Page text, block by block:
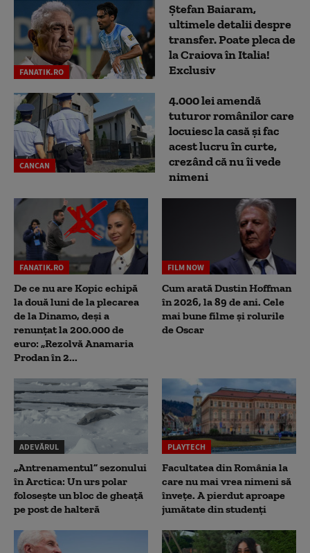
FANATIK.RO
Ștefan Baiaram,
ultimele detalii despre
transfer. Poate pleca de
la Craiova în Italia!
Exclusiv
CANCAN
4.000 lei amendă
tuturor românilor care
locuiesc la casă și fac
acest lucru în curte,
crezând că nu îi vede
nimeni
FANATIK.RO
De ce nu are Kopic echipă
la două luni de la plecarea
de la Dinamo, deși a
renunțat la 200.000 de
euro: „Rezolvă Anamaria
Prodan în 2...
FILM NOW
Cum arată Dustin Hoffman
în 2026, la 89 de ani. Cele
mai bune filme și rolurile
de Oscar
ADEVĂRUL
„Antrenamentul” sezonului
în Arctica: Un urs polar
folosește un bloc de gheață
pe post de halteră
PLAYTECH
Facultatea din România la
care nu mai vrea nimeni să
înveţe. A pierdut aproape
jumătate din studenţi